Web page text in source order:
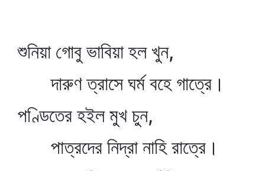
শুনিয়া গোবু ভাবিয়া হল খুন,
দারুণ ত্রাসে ঘর্ম বহে গাত্রে।
পণ্ডিতের হইল মুখ চুন,
পাত্রদের নিদ্রা নাহি রাত্রে।